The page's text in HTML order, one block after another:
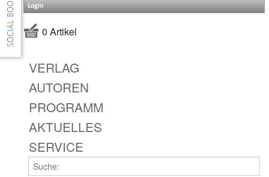
Login
0 Artikel
VERLAG
AUTOREN
PROGRAMM
AKTUELLES
SERVICE